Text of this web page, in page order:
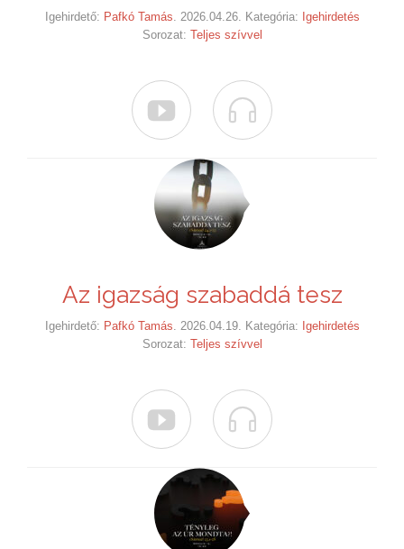
Igehirdető: Pafkó Tamás . 2026.04.26. Kategória: Igehirdetés
Sorozat: Teljes szívvel
 
Az igazság szabaddá tesz
Igehirdető: Pafkó Tamás . 2026.04.19. Kategória: Igehirdetés
Sorozat: Teljes szívvel
 